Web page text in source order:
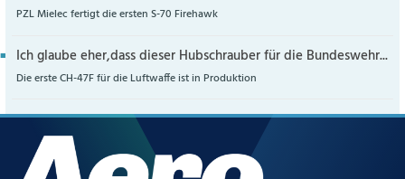
PZL Mielec fertigt die ersten S-70 Firehawk
Ich glaube eher,dass dieser Hubschrauber für die Bundeswehr...
Die erste CH-47F für die Luftwaffe ist in Produktion